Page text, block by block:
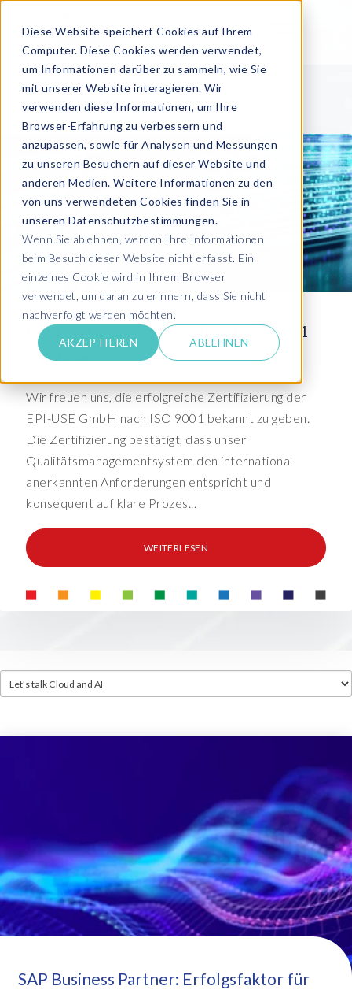
Diese Website speichert Cookies auf Ihrem
Computer. Diese Cookies werden verwendet,
um Informationen darüber zu sammeln, wie Sie
mit unserer Website interagieren. Wir
verwenden diese Informationen, um Ihre
Browser-Erfahrung zu verbessern und
anzupassen, sowie für Analysen und Messungen
zu unseren Besuchern auf dieser Website und
anderen Medien. Weitere Informationen zu den
von uns verwendeten Cookies finden Sie in
unseren Datenschutzbestimmungen.
Wenn Sie ablehnen, werden Ihre Informationen
beim Besuch dieser Website nicht erfasst. Ein
einzelnes Cookie wird in Ihrem Browser
verwendet, um daran zu erinnern, dass Sie nicht
nachverfolgt werden möchten.
AKZEPTIEREN ABLEHNEN
EPI-USE GmbH erfolgreich nach ISO 9001
zertifiziert
Wir freuen uns, die erfolgreiche Zertifizierung der
EPI-USE GmbH nach ISO 9001 bekannt zu geben.
Die Zertifizierung bestätigt, dass unser
Qualitätsmanagementsystem den international
anerkannten Anforderungen entspricht und
konsequent auf klare Prozes...
WEITERLESEN
SAP Business Partner: Erfolgsfaktor für